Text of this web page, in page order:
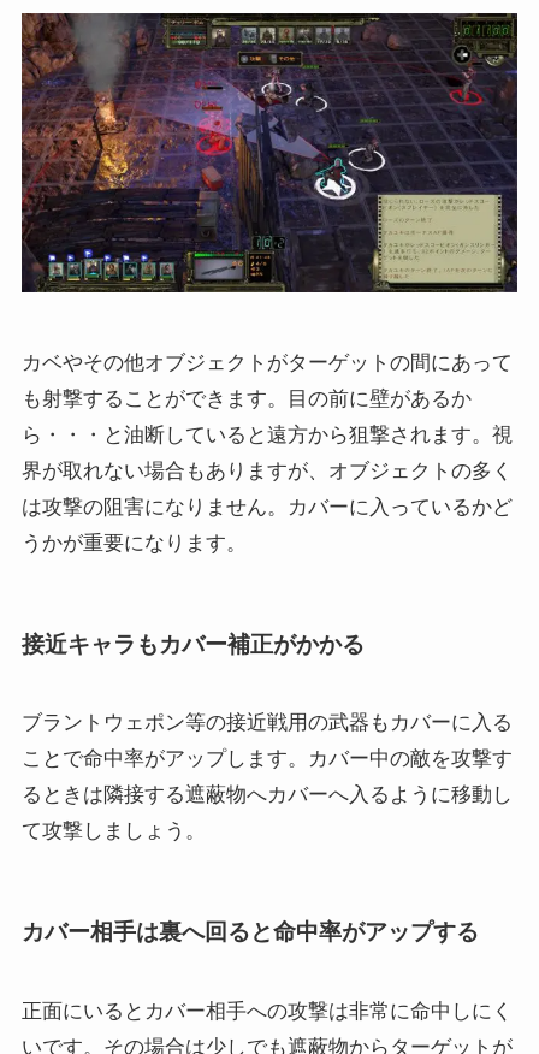
カベやその他オブジェクトがターゲットの間にあって
も射撃することができます。目の前に壁があるか
ら・・・と油断していると遠方から狙撃されます。視
界が取れない場合もありますが、オブジェクトの多く
は攻撃の阻害になりません。カバーに入っているかど
うかが重要になります。
接近キャラもカバー補正がかかる
ブラントウェポン等の接近戦用の武器もカバーに入る
ことで命中率がアップします。カバー中の敵を攻撃す
るときは隣接する遮蔽物へカバーへ入るように移動し
て攻撃しましょう。
カバー相手は裏へ回ると命中率がアップする
正面にいるとカバー相手への攻撃は非常に命中しにく
いです。その場合は少しでも遮蔽物からターゲットが